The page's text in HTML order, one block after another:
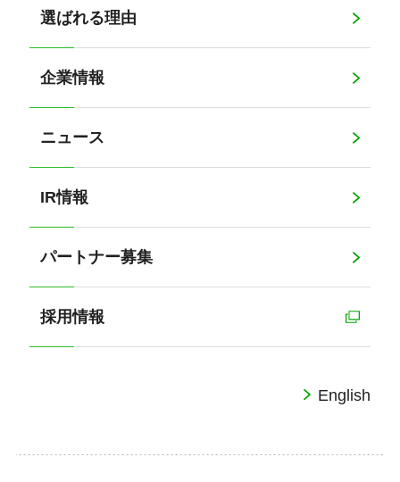
選ばれる理由
企業情報
ニュース
IR情報
パートナー募集
採用情報
English